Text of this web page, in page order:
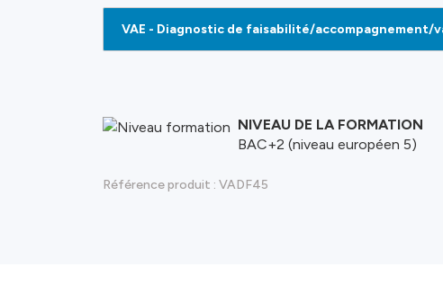
NIVEAU DE LA FORMATION
BAC+2 (niveau européen 5)
Référence produit : VADF45